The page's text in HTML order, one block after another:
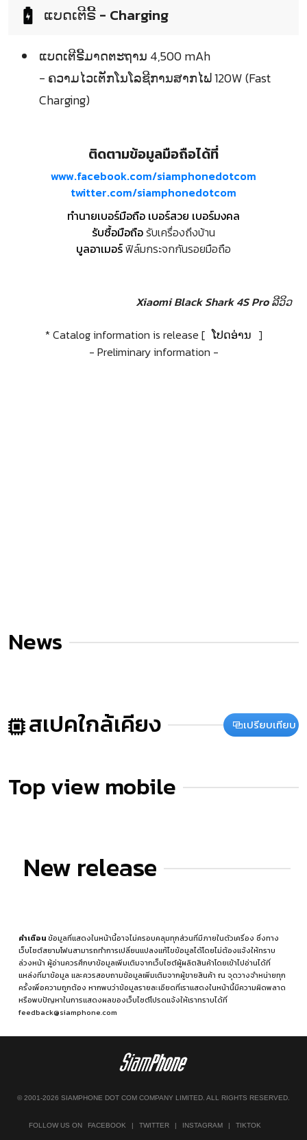
ແບດເຕີຣີ້ - Charging
ແບດເຕີຣີ້ມາດຕະຖານ 4,500 mAh
- ຄວາມໄວເຕັກໂນໂລຊີການສາກໄຟ 120W (Fast
Charging)
ติดตามข้อมูลมือถือได้ที่
www.facebook.com/siamphonedotcom
twitter.com/siamphonedotcom
ทำนายเบอร์มือถือ เบอร์สวย เบอร์มงคล
รับซื้อมือถือรับเครื่องถึงบ้าน
บูลอาเมอร์ฟิล์มกระจกกันรอยมือถือ
Xiaomi Black Shark 4S Pro ລີວິວ
* Catalog information is release [ ໂປດອ່ານ ]
- Preliminary information -
News
สเปคใกล้เคียง เปรียบเทียบ
Top view mobile
New release
คำเตือนข้อมูลที่แสดงในหน้านี้อาจไม่ครอบคลุมทุกส่วนที่มีภายในตัวเครื่อง ซึ่งทาง
เว็บไซต์สยามโฟนสามารถทำการเปลี่ยนแปลงแก้ไขข้อมูลได้โดยไม่ต้องแจ้งให้ทราบ
ล่วงหน้า ผู้อ่านควรศึกษาข้อมูลเพิ่มเติมจากเว็บไซต์ผู้ผลิตสินค้าโดยเข้าไปอ่านได้ที่
แหล่งที่มาข้อมูล และควรสอบถามข้อมูลเพิ่มเติมจากผู้ขายสินค้า ณ จุดวางจำหน่ายทุก
ครั้งเพื่อความถูกต้อง หากพบว่าข้อมูลรายละเอียดที่เราแสดงในหน้านี้มีความผิดพลาด
หรือพบปัญหาในการแสดงผลของเว็บไซต์โปรดแจ้งให้เราทราบได้ที่
feedback@siamphone.com
© 2001-2026 SIAMPHONE DOT COM COMPANY LIMITED. ALL RIGHTS RESERVED.
FOLLOW US ON FACEBOOK | TWITTER | INSTAGRAM | TIKTOK